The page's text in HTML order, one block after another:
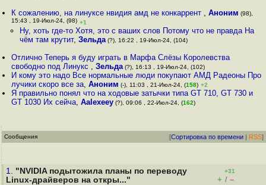
К сожалению, на линуксе нвидия амд не конкаррент ,Аноним (98),
15:43 , 19-Июл-24, (98) +1
Ну, хоть где-то Хотя, это с ваших слов Потому что не правда На
чём там крутит, Зельда(?), 16:22 , 19-Июл-24, (104)
Отлично Теперь я буду играть в Марфа Слёзы Королевства
свободно под Линукс ,Зельда (?), 16:13 , 19-Июл-24, (102)
И кому это надо Все нормальные люди покупают АМД Радеоны Про
лучики скоро все за,Аноним (-), 11:03 , 21-Июл-24, (158) +2
Я правильно понял что на ходовые затычки типа GT 710, GT 730 и
GT 1030 Их сейча,Aalexeey (?), 09:06 , 22-Июл-24, (162)
Сообщения [Сортировка по времени | RSS]
1. "NVIDIA подытожила планы по переводу
Linux-драйверов на откры..."
+31
+ / –